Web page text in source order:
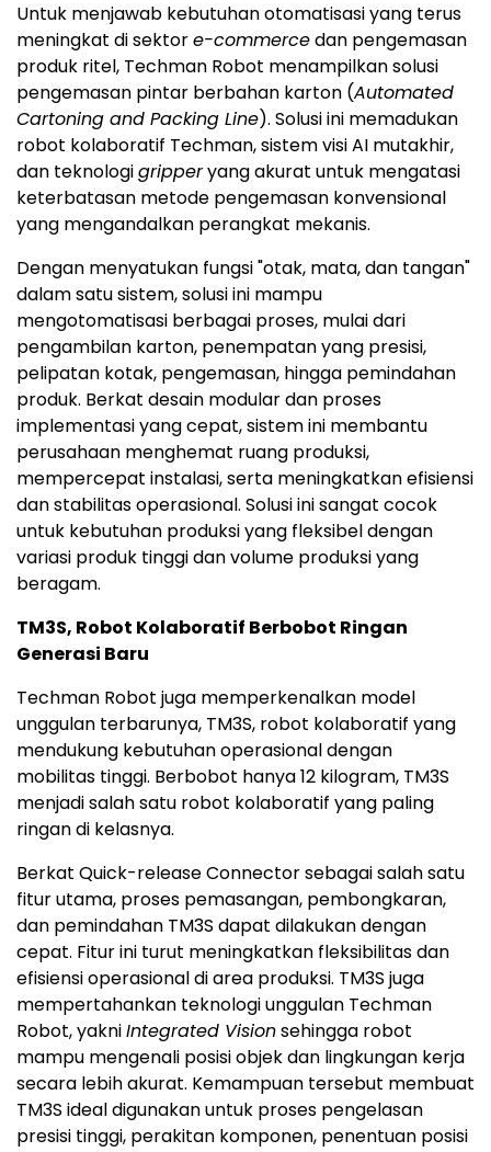
Untuk menjawab kebutuhan otomatisasi yang terus
meningkat di sektore-commercedan pengemasan
produk ritel, Techman Robot menampilkan solusi
pengemasan pintar berbahan karton (Automated
Cartoning and Packing Line). Solusi ini memadukan
robot kolaboratif Techman, sistem visi AI mutakhir,
dan teknologigripperyang akurat untuk mengatasi
keterbatasan metode pengemasan konvensional
yang mengandalkan perangkat mekanis.
Dengan menyatukan fungsi "otak, mata, dan tangan"
dalam satu sistem, solusi ini mampu
mengotomatisasi berbagai proses, mulai dari
pengambilan karton, penempatan yang presisi,
pelipatan kotak, pengemasan, hingga pemindahan
produk. Berkat desain modular dan proses
implementasi yang cepat, sistem ini membantu
perusahaan menghemat ruang produksi,
mempercepat instalasi, serta meningkatkan efisiensi
dan stabilitas operasional. Solusi ini sangat cocok
untuk kebutuhan produksi yang fleksibel dengan
variasi produk tinggi dan volume produksi yang
beragam.
TM3S, Robot Kolaboratif Berbobot Ringan
Generasi Baru
Techman Robot juga memperkenalkan model
unggulan terbarunya, TM3S, robot kolaboratif yang
mendukung kebutuhan operasional dengan
mobilitas tinggi. Berbobot hanya 12 kilogram, TM3S
menjadi salah satu robot kolaboratif yang paling
ringan di kelasnya.
Berkat Quick-release Connector sebagai salah satu
fitur utama, proses pemasangan, pembongkaran,
dan pemindahan TM3S dapat dilakukan dengan
cepat. Fitur ini turut meningkatkan fleksibilitas dan
efisiensi operasional di area produksi. TM3S juga
mempertahankan teknologi unggulan Techman
Robot, yakniIntegrated Visionsehingga robot
mampu mengenali posisi objek dan lingkungan kerja
secara lebih akurat. Kemampuan tersebut membuat
TM3S ideal digunakan untuk proses pengelasan
presisi tinggi, perakitan komponen, penentuan posisi